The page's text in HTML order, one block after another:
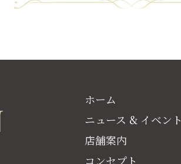
ホーム
ニュース & イベント
店舗案内
コンセプト